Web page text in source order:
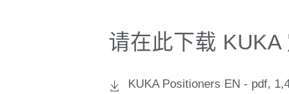
请在此下载 KUKA
KUKA Positioners EN - pdf,